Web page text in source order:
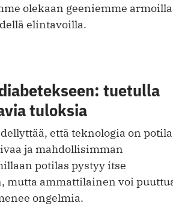
olekaan geeniemme
elintavoilla.
tuetulla
tuloksia
että teknologia on
ja mahdollisimman
potilas pystyy itse
mutta ammattilainen voi
ongelmia.